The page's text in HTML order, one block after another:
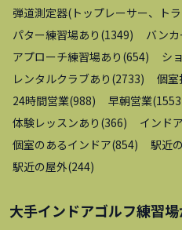
弾道測定器(トップレーサー、ト
パター練習場あり (1349) バン
アプローチ練習場あり (654) シ
レンタルクラブあり (2733) 個室
24時間営業(988) 早朝営業(1553
体験レッスンあり (366) インド
個室のあるインドア(854) 駅近
駅近の屋外(244)
大手インドアゴルフ練習場